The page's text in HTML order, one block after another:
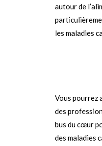
autour de
les maladies
Vous pourrez
des
bus du cœur
des maladies